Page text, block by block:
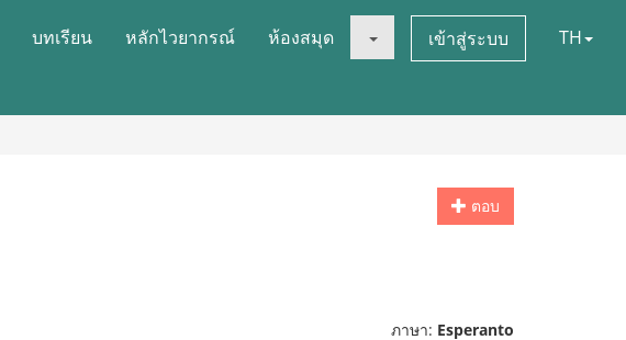
บทเรียน หลักไวยากรณ์ ห้องสมุด เข้าสู่ระบบ TH
ตอบ
ภาษา: Esperanto